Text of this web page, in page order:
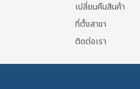
เปลี่ยนคืนสินค้า
ที่ตั้งสาขา
ติดต่อเรา